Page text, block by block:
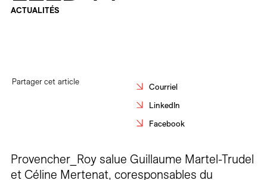
Carrières
ACTUALITÉS
Partager cet article
Courriel
LinkedIn
Facebook
Provencher_Roy salue Guillaume Martel-Trudel
et Céline Mertenat, coresponsables du